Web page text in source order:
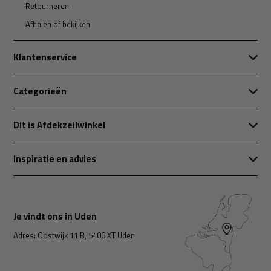
Retourneren
Afhalen of bekijken
Klantenservice
Categorieën
Dit is Afdekzeilwinkel
Inspiratie en advies
Je vindt ons in Uden
Adres: Oostwijk 11 B, 5406 XT Uden